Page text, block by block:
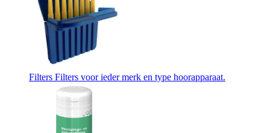
Filters Filters voor ieder merk en type hoorapparaat.